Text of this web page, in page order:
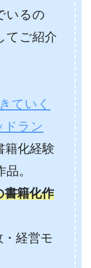
いるの
てご紹介
ていく
ドラン
籍化経験
。
書籍化作
経営モ